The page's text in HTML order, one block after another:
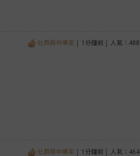
社群房仲專家 │ 1分鐘前 │ 人氣：488
社群房仲專家 │ 1分鐘前 │ 人氣：464